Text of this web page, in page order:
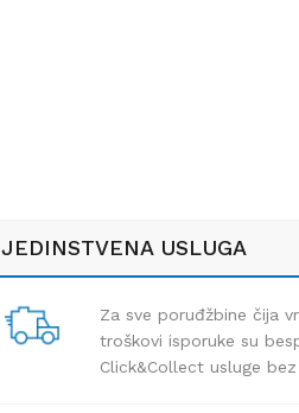
JEDINSTVENA USLUGA
Za sve poruđžbine čija
troškovi isporuke su
Click&Collect usluge